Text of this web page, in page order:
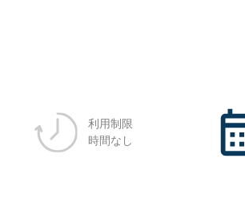
利用制限
時間なし